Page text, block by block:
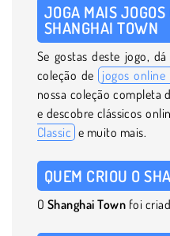
JOGA MAIS JOGOS
SHANGHAI TOWN
Se gostas deste jogo,
coleção de jogos
nossa coleção completa
e descobre clássicos
Classic e muito mais.
QUEM CRIOU O
O Shanghai Town foi